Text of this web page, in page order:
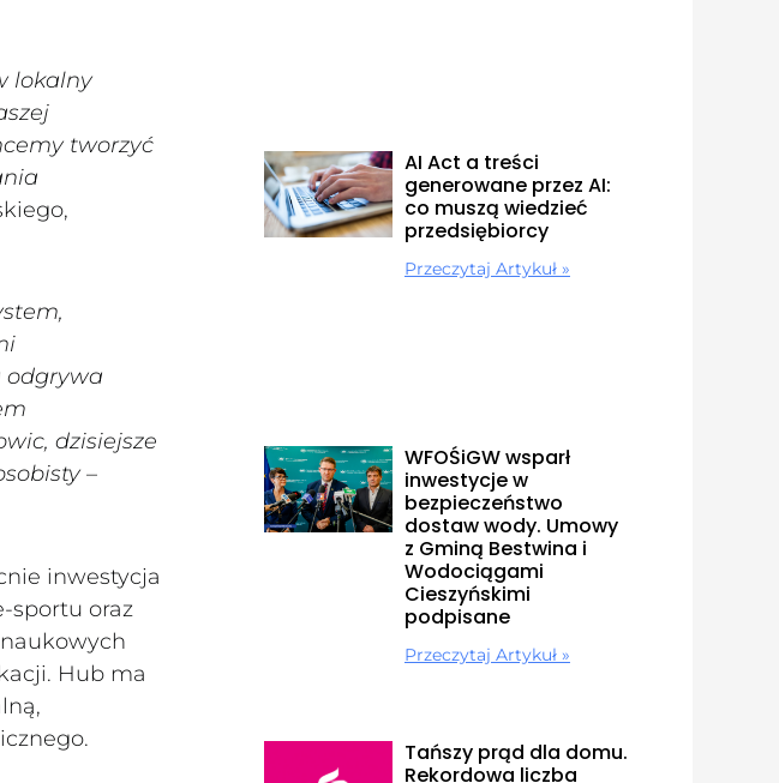
lokalny
tworzyć
odgrywa
dzisiejsze
–
inwestycja
sportu oraz
Hub ma
AI Act a treści
generowane przez AI:
co muszą wiedzieć
przedsiębiorcy
Przeczytaj Artykuł »
WFOŚiGW wsparł
inwestycje w
bezpieczeństwo
dostaw wody. Umowy
z Gminą Bestwina i
Wodociągami
Cieszyńskimi
podpisane
Przeczytaj Artykuł »
Tańszy prąd dla domu.
Rekordowa liczba